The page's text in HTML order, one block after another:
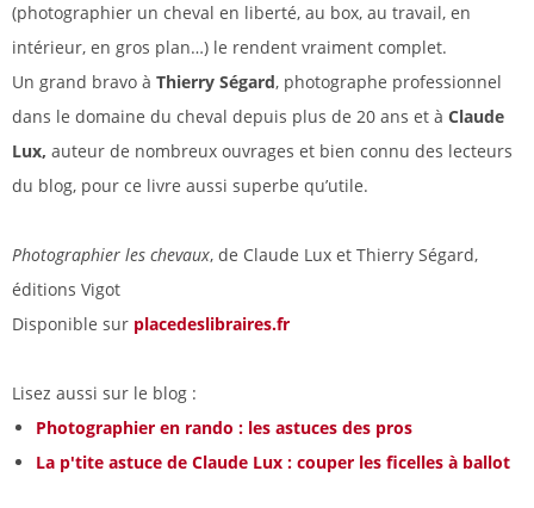
(photographier un cheval en liberté, au box, au travail, en
intérieur, en gros plan…) le rendent vraiment complet.
Un grand bravo à Thierry Ségard, photographe professionnel
dans le domaine du cheval depuis plus de 20 ans et à Claude
Lux, auteur de nombreux ouvrages et bien connu des lecteurs
du blog, pour ce livre aussi superbe qu’utile.
Photographier les chevaux, de Claude Lux et Thierry Ségard,
éditions Vigot
Disponible sur placedeslibraires.fr
Lisez aussi sur le blog :
Photographier en rando : les astuces des pros
La p'tite astuce de Claude Lux : couper les ficelles à ballot